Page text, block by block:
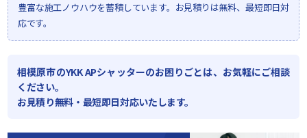
豊富な施工ノウハウを蓄積しています。お見積りは無料、最短即日対
応です。
相模原市のYKK APシャッターのお困りごとは、お気軽にご相談
ください。
お見積り無料・最短即日対応いたします。